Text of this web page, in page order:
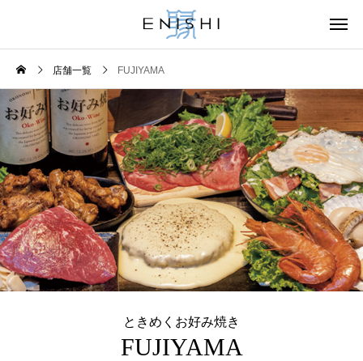
店舗一覧 FUJIYAMA
ときめくお好み焼き
FUJIYAMA